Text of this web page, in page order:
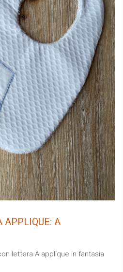
APPLIQUE: A
lettera A applique in fantasia